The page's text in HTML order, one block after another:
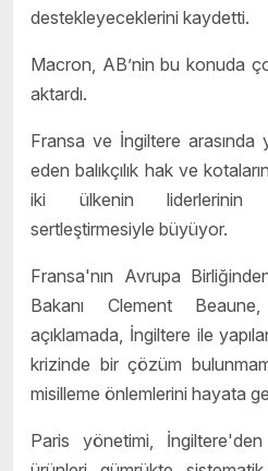
destekleyeceklerini kaydetti.
Macron, AB’nin bu konuda
aktardı.
Fransa ve İngiltere arasında
eden balıkçılık hak ve
iki ülkenin liderlerinin
sertleştirmesiyle büyüyor.
Fransa'nın Avrupa
Bakanı Clement
açıklamada, İngiltere ile
krizinde bir çözüm
misilleme önlemlerini hayata
Paris yönetimi,